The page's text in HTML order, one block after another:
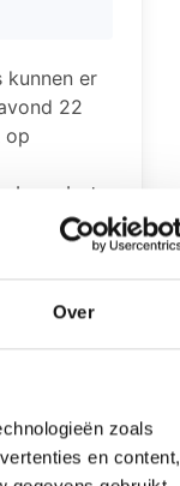
Over
zoals
en content,
kunnen er
22
op
op het
Den
in
op